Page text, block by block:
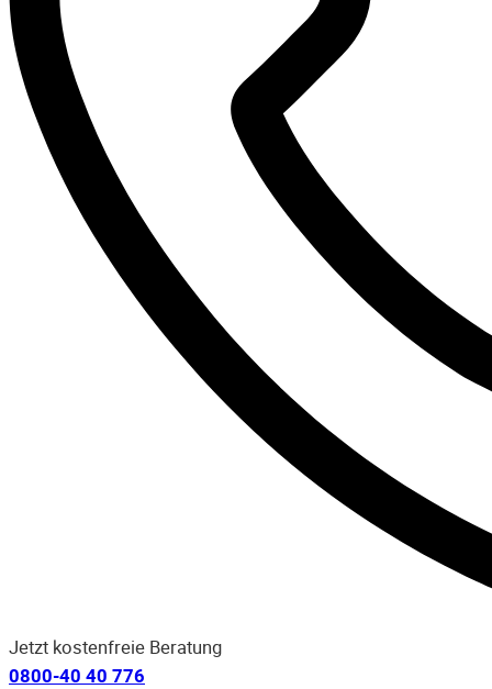
Jetzt kostenfreie Beratung
0800-40 40 776